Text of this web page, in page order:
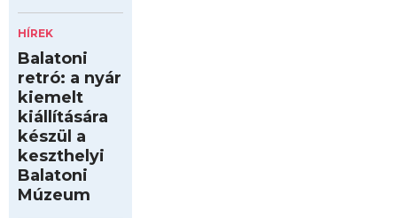
HÍREK
Balatoni
retró: a nyár
kiemelt
kiállítására
készül a
keszthelyi
Balatoni
Múzeum